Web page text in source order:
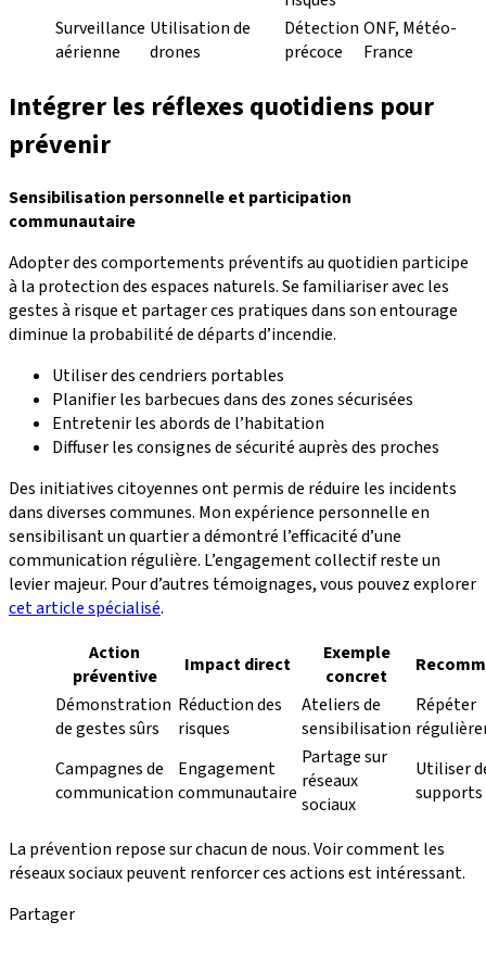
Surveillance
aérienne
Utilisation de
drones
Détection
précoce
ONF, Météo-
France
Intégrer les réflexes quotidiens pour
prévenir
Sensibilisation personnelle et participation
communautaire
Adopter des comportements préventifs au quotidien participe
à la protection des espaces naturels. Se familiariser avec les
gestes à risque et partager ces pratiques dans son entourage
diminue la probabilité de départs d’incendie.
Utiliser des cendriers portables
Planifier les barbecues dans des zones sécurisées
Entretenir les abords de l’habitation
Diffuser les consignes de sécurité auprès des proches
Des initiatives citoyennes ont permis de réduire les incidents
dans diverses communes. Mon expérience personnelle en
sensibilisant un quartier a démontré l’efficacité d’une
communication régulière. L’engagement collectif reste un
levier majeur. Pour d’autres témoignages, vous pouvez explorer
cet article spécialisé.
Action
préventive
Impact direct
Exemple
concret
Démonstration
de gestes sûrs
Réduction des
risques
Ateliers de
sensibilisation
Répéter
Campagnes de
communication
Engagement
communautaire
Partage sur
réseaux
sociaux
Utiliser
supports
La prévention repose sur chacun de nous. Voir comment les
réseaux sociaux peuvent renforcer ces actions est intéressant.
Partager